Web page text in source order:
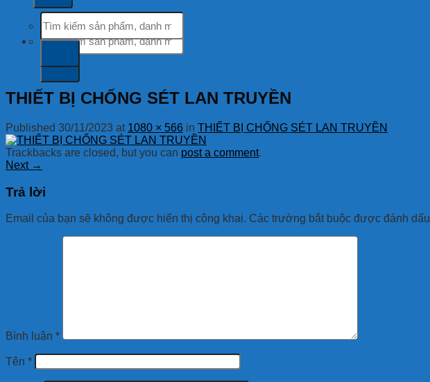
Tìm
kiếm:
Tìm
kiếm:
THIẾT BỊ CHỐNG SÉT LAN TRUYỀN
Published 30/11/2023 at 1080 × 566 in THIẾT BỊ CHỐNG SÉT LAN TRUYỀN
Trackbacks are closed, but you can post a comment.
Next →
Trả lời
Email của bạn sẽ không được hiển thị công khai. Các trường bắt buộc được đánh dấu
Bình luận *
Tên *